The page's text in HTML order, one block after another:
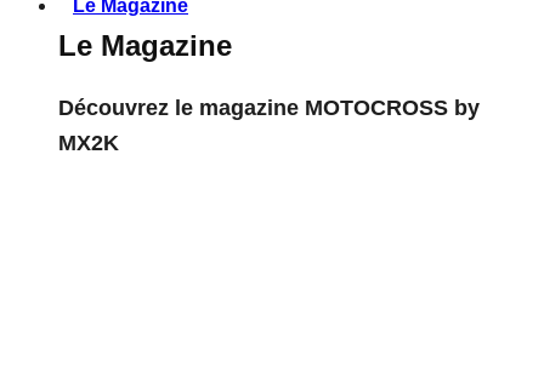
Le Magazine
Le Magazine
Découvrez le magazine MOTOCROSS by
MX2K